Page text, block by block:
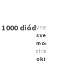
diódVneste do
svetielka s
modernú
strieborné či
okien, krbu